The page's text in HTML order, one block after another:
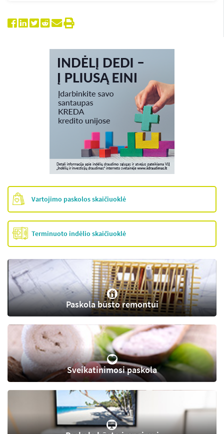
Vartojimo paskolos skaičiuoklė
Terminuoto indėlio skaičiuoklė
Paskola būsto remontui
Sveikatinimosi paskola